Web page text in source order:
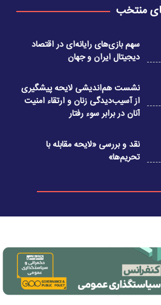
منتخب
سهم بازی‌های رایانه‌ای در اقتصاد
دیجیتال ایران و جهان
نشست هم‌اندیشی لایحه پیشگیری
از آسیب‌دیدگی زنان و ارتقاء امنیت
آنان در برابر سوء رفتار
نقد و بررسی «لایحه مقابله با
تحریم‌ها»